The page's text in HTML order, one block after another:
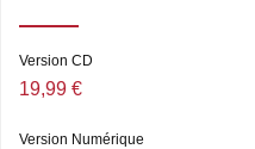
Version CD
19,99 €
Version Numérique